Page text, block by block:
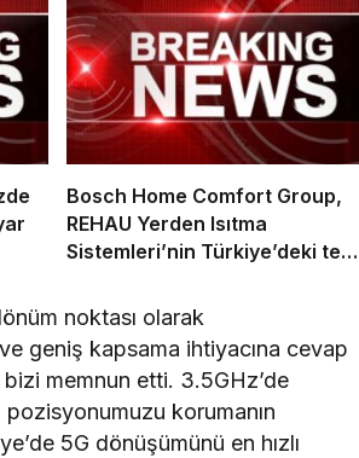
Bosch Home Comfort Group,
REHAU Yerden Isıtma
Sistemleri’nin Türkiye’deki tek
noktası olarak
geniş kapsama ihtiyacına cevap
bizi memnun etti. 3.5GHz’de
korumanın
5G dönüşümünü en hızlı